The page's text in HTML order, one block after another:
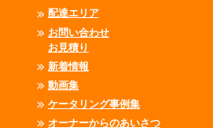
配達エリア
お問い合わせ
お見積り
新着情報
動画集
ケータリング事例集
オーナーからのあいさつ